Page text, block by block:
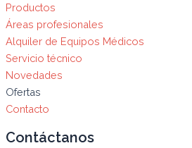
Productos
Áreas profesionales
Alquiler de Equipos Médicos
Servicio técnico
Novedades
Ofertas
Contacto
Contáctanos